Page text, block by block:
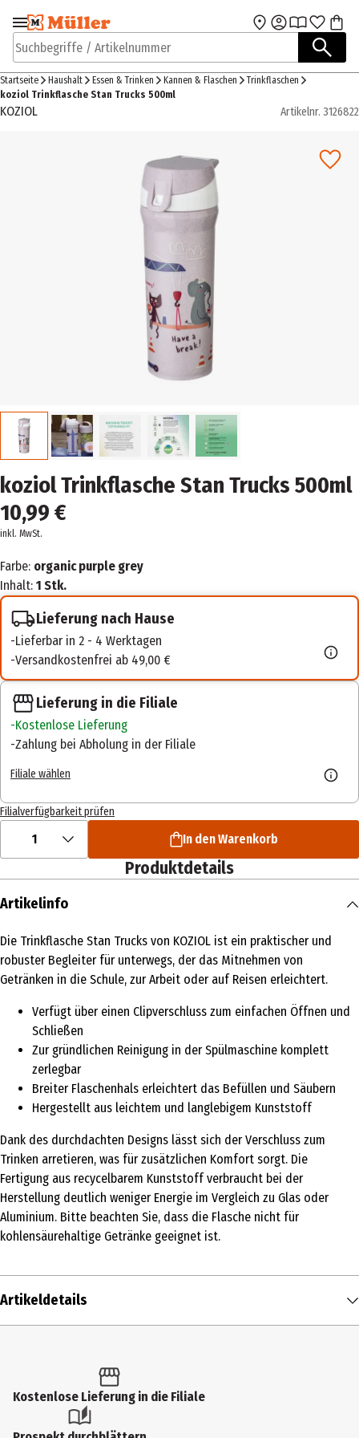
Zur Navigation
springen
Zum Hauptinhalt
Suchbegriffe / Artikelnummer
Startseite Haushalt Essen & Trinken Kannen & Flaschen
Trinkflaschen
koziol Trinkflasche Stan Trucks 500ml
KOZIOL Artikelnr. 3126822
koziol Trinkflasche Stan Trucks 500ml
10,99 €
inkl. MwSt.
Farbe: organic purple grey
Inhalt: 1 Stk.
Lieferung nach Hause
Lieferbar in 2 - 4 Werktagen
Versandkostenfrei ab 49,00 €
Lieferung in die Filiale
Kostenlose Lieferung
Zahlung bei Abholung in der Filiale
Filiale wählen
Filialverfügbarkeit prüfen
1 In den Warenkorb
Produktdetails
Artikelinfo
Die Trinkflasche Stan Trucks von KOZIOL ist ein praktischer und
robuster Begleiter für unterwegs, der das Mitnehmen von
Getränken in die Schule, zur Arbeit oder auf Reisen erleichtert.
Verfügt über einen Clipverschluss zum einfachen Öffnen und
Schließen
Zur gründlichen Reinigung in der Spülmaschine komplett
zerlegbar
Breiter Flaschenhals erleichtert das Befüllen und Säubern
Hergestellt aus leichtem und langlebigem Kunststoff
Dank des durchdachten Designs lässt sich der Verschluss zum
Trinken arretieren, was für zusätzlichen Komfort sorgt. Die
Fertigung aus recycelbarem Kunststoff verbraucht bei der
Herstellung deutlich weniger Energie im Vergleich zu Glas oder
Aluminium. Bitte beachten Sie, dass die Flasche nicht für
kohlensäurehaltige Getränke geeignet ist.
Artikeldetails
Produkttyp
Trinkflaschen
Kostenlose Lieferung in die Filiale